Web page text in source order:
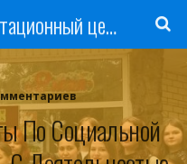
Cоциально-реабилитационный центр Русь
По Социальной